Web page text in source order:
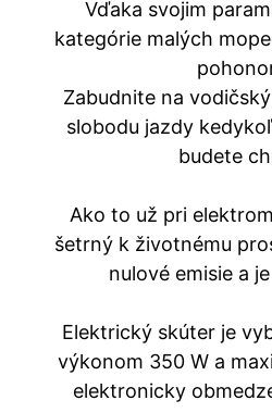
Vďaka svojim
kategórie malých
Zabudnite na
slobodu jazdy
budete
Ako to už pri
šetrný k životnému
nulové emisie a
Elektrický skúter je
výkonom 350 W a
elektronicky